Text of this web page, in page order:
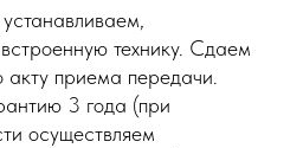
технику. Сдаем
акту приема передачи.
3 года (при
осуществляем